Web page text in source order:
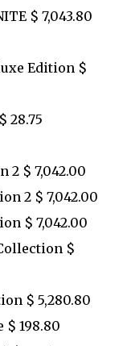
$ 7,043.80
Edition $
28.75
2 $ 7,042.00
2 $ 7,042.00
$ 7,042.00
$
$ 5,280.80
$ 198.80